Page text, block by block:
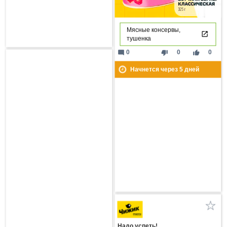
Мясные консервы,
тушенка
thumb_down 0 thumb_up 0
mode_comment 0
Начнется через 5дней